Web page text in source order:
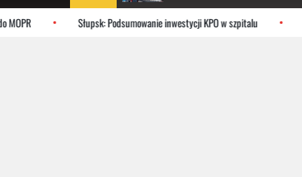
Słupsk: Podsumowanie inwestycji KPO w szpitalu